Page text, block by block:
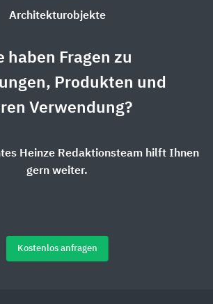
Architekturobjekte
haben Fragen zu
Produkten und
Verwendung?
Heinze Redaktionsteam hilft Ihnen
gern weiter.
Kostenlos anfragen